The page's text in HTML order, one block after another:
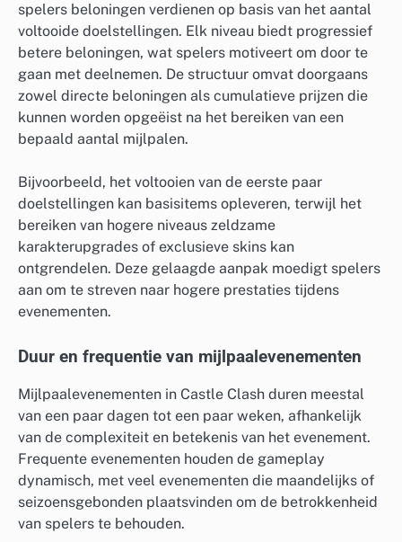
spelers beloningen verdienen op basis van het aantal
voltooide doelstellingen. Elk niveau biedt progressief
betere beloningen, wat spelers motiveert om door te
gaan met deelnemen. De structuur omvat doorgaans
zowel directe beloningen als cumulatieve prijzen die
kunnen worden opgeëist na het bereiken van een
bepaald aantal mijlpalen.
Bijvoorbeeld, het voltooien van de eerste paar
doelstellingen kan basisitems opleveren, terwijl het
bereiken van hogere niveaus zeldzame
karakterupgrades of exclusieve skins kan
ontgrendelen. Deze gelaagde aanpak moedigt spelers
aan om te streven naar hogere prestaties tijdens
evenementen.
Duur en frequentie van mijlpaalevenementen
Mijlpaalevenementen in Castle Clash duren meestal
van een paar dagen tot een paar weken, afhankelijk
van de complexiteit en betekenis van het evenement.
Frequente evenementen houden de gameplay
dynamisch, met veel evenementen die maandelijks of
seizoensgebonden plaatsvinden om de betrokkenheid
van spelers te behouden.